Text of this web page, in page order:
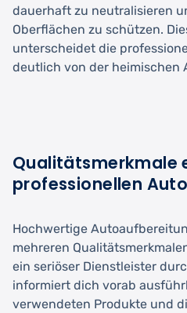
dauerhaft zu neutralisieren
Oberflächen zu schützen.
unterscheidet die
deutlich von der heimischen
Qualitätsmerkmale
professionellen
Hochwertige
mehreren
ein seriöser Dienstleister
informiert dich vorab
verwendeten Produkte und